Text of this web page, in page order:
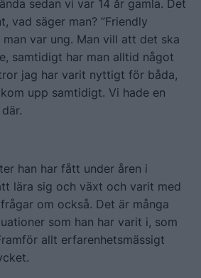
sedan vi var 14 år gamla. Det
vad säger man? ”Friendly
man var ung. Man vill att det ska
samtidigt har man alltid något
jag har varit nyttigt för båda,
upp samtidigt. Vi hade en
han har fått under åren i
lära sig och växt och varit med
om också. Det är många
som han har varit i, som
allt erfarenhetsmässigt